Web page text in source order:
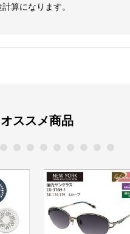
算になります。
オススメ商品
4 5 6 7 8 9 10 11 12